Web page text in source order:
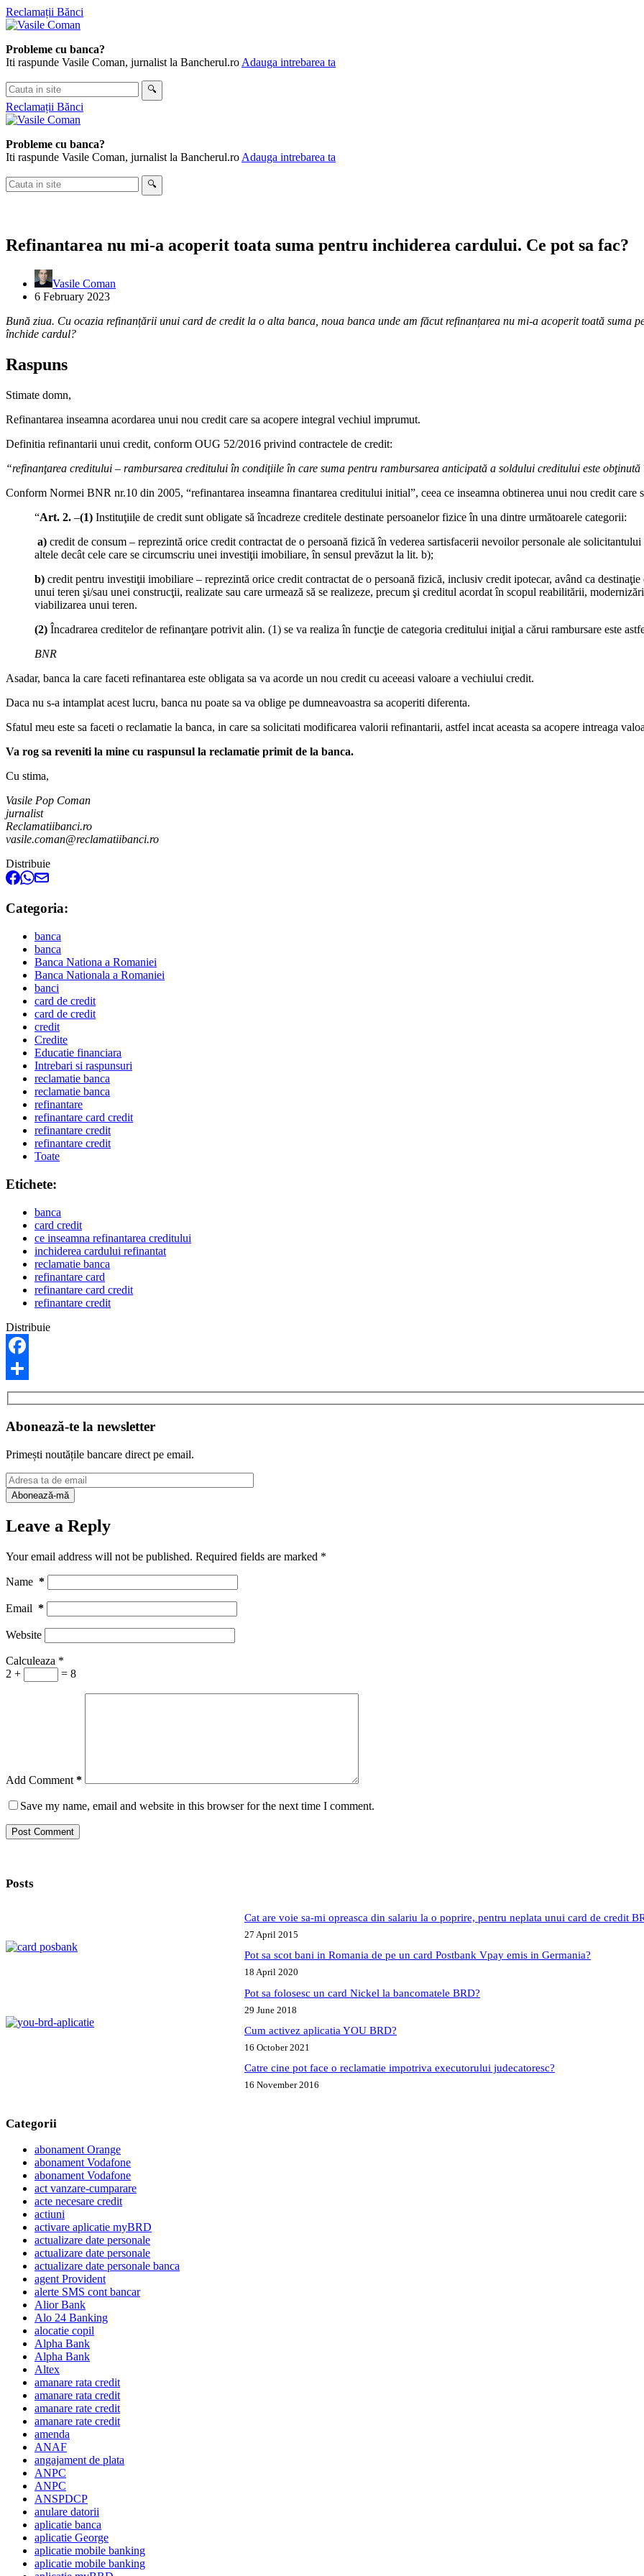
Skip
to
Reclamații Bănci
Probleme cu banca?
Iti raspunde Vasile Coman, jurnalist la Bancherul.ro Adauga intrebarea ta
Cauta
in
site
🔍
Reclamații Bănci
Probleme cu banca?
Iti raspunde Vasile Coman, jurnalist la Bancherul.ro Adauga intrebarea ta
Cauta
in
🔍
Refinantarea nu mi-a acoperit toata suma pentru inchiderea cardului. Ce pot sa fac?
Vasile Coman
6 February 2023
Bună ziua. Cu ocazia refinanțării unui card de credit la o alta banca, noua banca unde am făcut refinanțarea nu mi-a acoperit toată suma
închide cardul?
Raspuns
Stimate domn,
Refinantarea inseamna acordarea unui nou credit care sa acopere integral vechiul imprumut.
Definitia refinantarii unui credit, conform OUG 52/2016 privind contractele de credit:
“refinanţarea creditului – rambursarea creditului în condiţiile în care suma pentru rambursarea anticipată a soldului creditului este
Conform Normei BNR nr.10 din 2005, “refinantarea inseamna finantarea creditului initial”, ceea ce inseamna obtinerea unui nou credit care
“Art. 2. –(1) Instituţiile de credit sunt obligate să încadreze creditele destinate persoanelor fizice în una dintre următoarele categorii:
a) credit de consum – reprezintă orice credit contractat de o persoană fizică în vederea sartisfacerii nevoilor personale ale
altele decât cele care se circumscriu unei investiţii imobiliare, în sensul prevăzut la lit. b);
b) credit pentru investiţii imobiliare – reprezintă orice credit contractat de o persoană fizică, inclusiv credit ipotecar, având ca
unui teren şi/sau unei construcţii, realizate sau care urmează să se realizeze, precum şi creditul acordat în scopul reabilitării,
viabilizarea unui teren.
(2) Încadrarea creditelor de refinanţare potrivit alin. (1) se va realiza în funcţie de categoria creditului iniţial a cărui rambursare este
BNR
Asadar, banca la care faceti refinantarea este obligata sa va acorde un nou credit cu aceeasi valoare a vechiului credit.
Daca nu s-a intamplat acest lucru, banca nu poate sa va oblige pe dumneavoastra sa acoperiti diferenta.
Sfatul meu este sa faceti o reclamatie la banca, in care sa solicitati modificarea valorii refinantarii, astfel incat aceasta sa acopere intreaga
Va rog sa reveniti la mine cu raspunsul la reclamatie primit de la banca.
Cu stima,
Vasile Pop Coman
jurnalist
Reclamatiibanci.ro
vasile.coman@reclamatiibanci.ro
Distribuie
Categoria:
banca
banca
Banca Nationa a Romaniei
Banca Nationala a Romaniei
banci
card de credit
card de credit
credit
Credite
Educatie financiara
Intrebari si raspunsuri
reclamatie banca
reclamatie banca
refinantare
refinantare card credit
refinantare credit
refinantare credit
Toate
Etichete:
banca
card credit
ce inseamna refinantarea creditului
inchiderea cardului refinantat
reclamatie banca
refinantare card
refinantare card credit
refinantare credit
Distribuie
Facebook
Share
Abonează-te la newsletter
Primești noutățile bancare direct pe email.
Leave a Reply
Your email address will not be published. Required fields are marked *
Name *
Email *
Website
Calculeaza *
2 +
= 8
Add Comment *
Save my name, email and website in this browser for the next time I comment.
Post Comment
Posts
Cat are voie sa-mi opreasca din salariu la o poprire, pentru neplata unui card de credit
27 April 2015
Pot sa scot bani in Romania de pe un card Postbank Vpay emis in Germania?
18 April 2020
Pot sa folosesc un card Nickel la bancomatele BRD?
29 June 2018
Cum activez aplicatia YOU BRD?
16 October 2021
Catre cine pot face o reclamatie impotriva executorului judecatoresc?
16 November 2016
Categorii
abonament Orange
abonament Vodafone
abonament Vodafone
act vanzare-cumparare
acte necesare credit
actiuni
activare aplicatie myBRD
actualizare date personale
actualizare date personale
actualizare date personale banca
agent Provident
alerte SMS cont bancar
Alior Bank
Alo 24 Banking
alocatie copil
Alpha Bank
Alpha Bank
Altex
amanare rata credit
amanare rata credit
amanare rate credit
amanare rate credit
amenda
ANAF
angajament de plata
ANPC
ANPC
ANSPDCP
anulare datorii
aplicatie banca
aplicatie George
aplicatie mobile banking
aplicatie mobile banking